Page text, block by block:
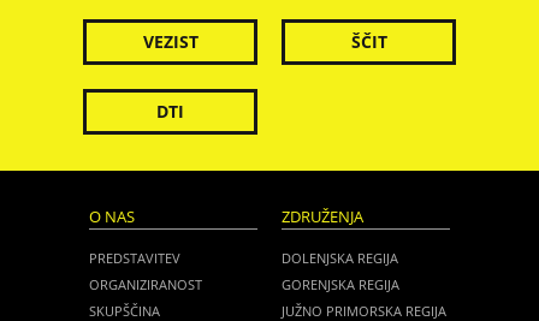
VEZIST ŠČIT
DTI
O NAS
PREDSTAVITEV
ORGANIZIRANOST
SKUPŠČINA
ZDRUŽENJA
DOLENJSKA REGIJA
GORENJSKA REGIJA
JUŽNO PRIMORSKA REGIJA